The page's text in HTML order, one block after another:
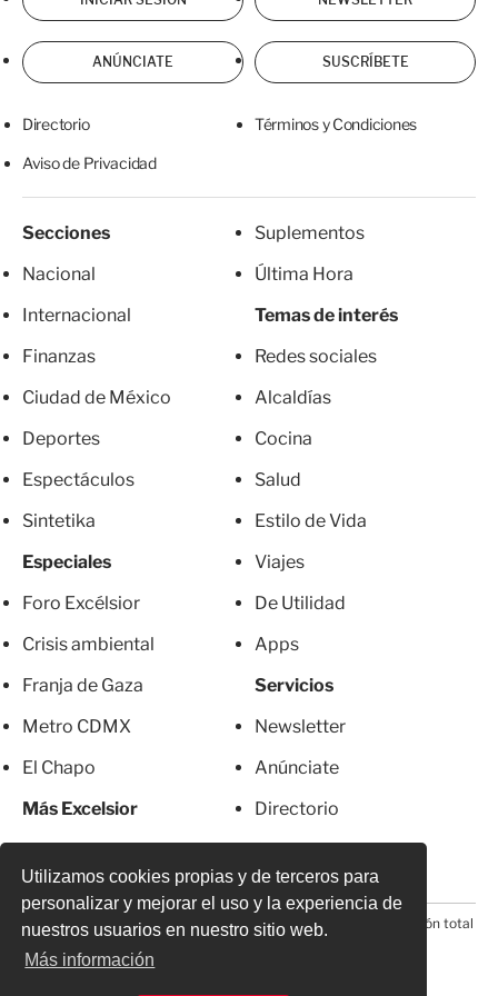
Utilizamos cookies propias y de terceros para
personalizar y mejorar el uso y la experiencia de
nuestros usuarios en nuestro sitio web.
Más información
ANÚNCIATE SUSCRÍBETE
Directorio Términos y Condiciones
Aviso de Privacidad
Secciones
Nacional
Internacional
Finanzas
Ciudad de México
Deportes
Espectáculos
Sintetika
Especiales
Foro Excélsior
Crisis ambiental
Franja de Gaza
Metro CDMX
El Chapo
Más Excelsior
Suplementos
Última Hora
Temas de interés
Redes sociales
Alcaldías
Cocina
Salud
Estilo de Vida
Viajes
De Utilidad
Apps
Servicios
Newsletter
Anúnciate
Directorio
© 2026 Todos los derechos reservados. Prohibida la reproducción total
o parcial, incluyendo cualquier medio electrónico*